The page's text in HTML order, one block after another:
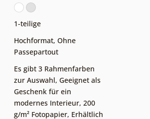
1-teilige
Hochformat, Ohne
Passepartout
Es gibt 3 Rahmenfarben
zur Auswahl, Geeignet als
Geschenk für ein
modernes Interieur, 200
g/m² Fotopapier, Erhältlich